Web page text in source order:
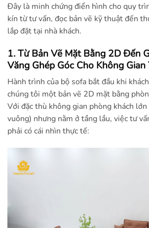
Đây là minh chứng điển hình cho quy
kín từ tư vấn, đọc bản vẽ kỹ thuật đến
lắp đặt tại nhà khách.
1. Từ Bản Vẽ Mặt Bằng 2D Đến
Văng Ghép Góc Cho Không Gian
Hành trình của bộ sofa bắt đầu khi
chúng tôi một bản vẽ 2D mặt bằng
Với đặc thù không gian phòng khách
vuông) nhưng nằm ở tầng lầu, việc tư
phải có cái nhìn thực tế: